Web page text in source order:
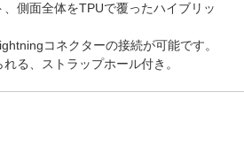
側面全体をTPUで覆ったハイブリッ
コネクターの接続が可能です。
る、ストラップホール付き。